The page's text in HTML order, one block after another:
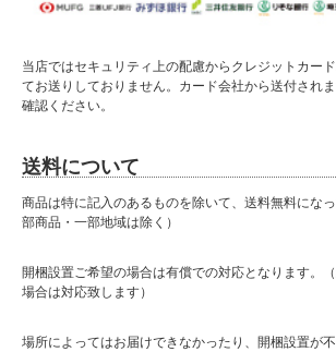
当店ではセキュリティ上の配慮からクレジットカー
てお送りしておりません。カード会社から送付され
確認ください。
送料について
商品は特に記入のあるものを除いて、送料無料にな
部商品・一部地域は除く）
開梱設置ご希望の場合は有償での対応となります。
場合は対応致します）
場所によってはお届けできなかったり、開梱設置が